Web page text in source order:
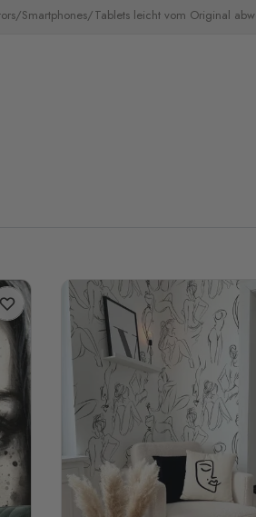
Smartphones/Tablets leicht vom Original